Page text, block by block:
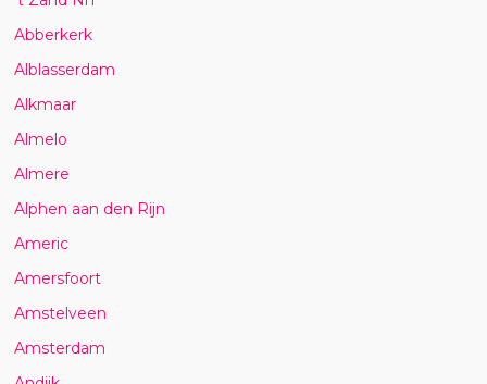
Abberkerk
Alblasserdam
Alkmaar
Almelo
Almere
Alphen aan den Rijn
Americ
Amersfoort
Amstelveen
Amsterdam